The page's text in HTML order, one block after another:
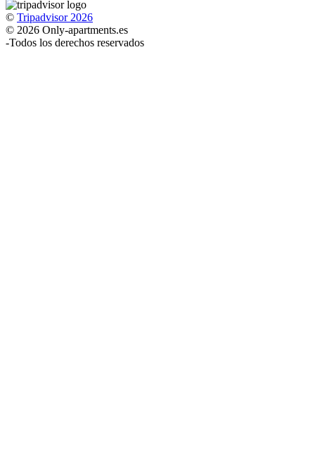
© Tripadvisor 2026
© 2026 Only-apartments.es
-Todos los derechos reservados